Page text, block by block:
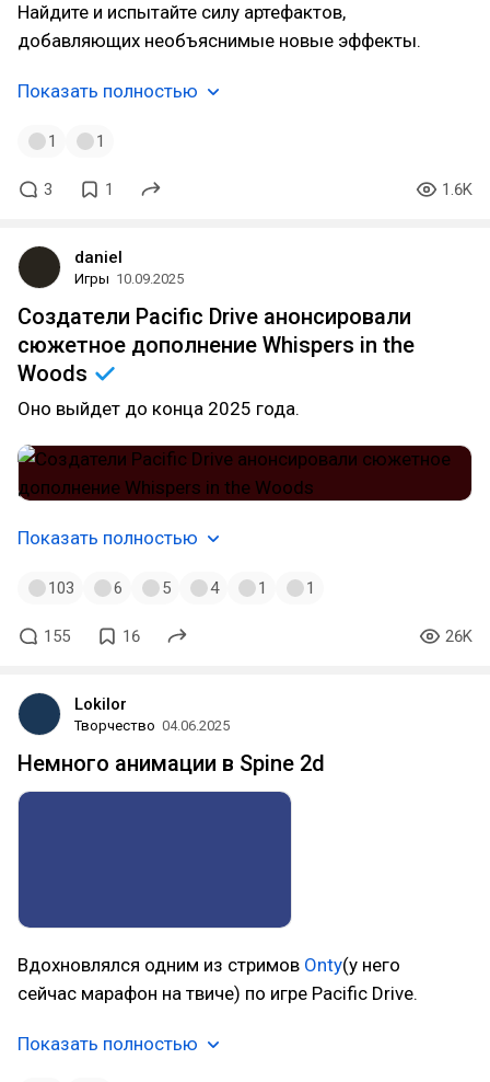
Найдите и испытайте силу артефактов,
добавляющих необъяснимые новые эффекты.
Показать полностью
1 1
3 1 1.6K
daniel
Игры 10.09.2025
Создатели Pacific Drive анонсировали
сюжетное дополнение Whispers in the
Woods
Оно выйдет до конца 2025 года.
Показать полностью
103 6 5 4 1 1
155 16 26K
Lokilor
Творчество 04.06.2025
Немного анимации в Spine 2d
Вдохновлялся одним из стримов Onty(у него
сейчас марафон на твиче) по игре Pacific Drive.
Показать полностью